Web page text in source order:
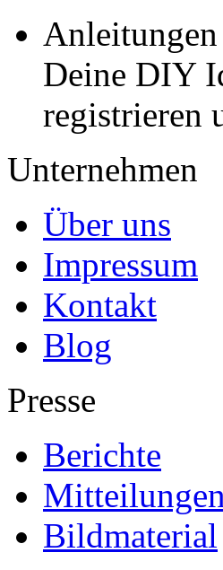
Anleitungen
Deine DIY
registrieren
Unternehmen
Über uns
Impressum
Kontakt
Blog
Presse
Berichte
Mitteilungen
Bildmaterial